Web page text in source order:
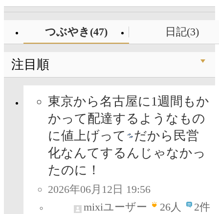
つぶやき(47) 日記(3)
注目順
東京から名古屋に1週間もか
かって配達するようなもの
に値上げって
だから民営
化なんてするんじゃなかっ
たのに！
2026年06月12日 19:56
mixiユーザー
26人 2件